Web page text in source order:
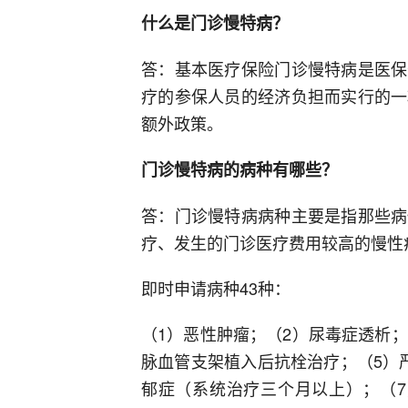
什么是门诊慢特病？
答：基本医疗保险门诊慢特病是医
疗的参保人员的经济负担而实行的
额外政策。
门诊慢特病的病种有哪些？
答：门诊慢特病病种主要是指那些
疗、发生的门诊医疗费用较高的慢
即时申请病种43种：
（1）恶性肿瘤；（2）尿毒症透析
脉血管支架植入后抗栓治疗；（5
郁症（系统治疗三个月以上）；（